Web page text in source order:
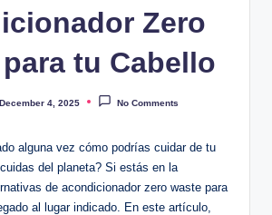
Zero
tu Cabello
December 4, 2025 No Comments
alguna vez cómo podrías cuidar de tu
del planeta? Si estás en la
de acondicionador zero waste para
al lugar indicado. En este artículo,